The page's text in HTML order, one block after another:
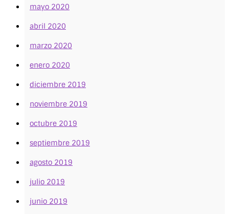
mayo 2020
abril 2020
marzo 2020
enero 2020
diciembre 2019
noviembre 2019
octubre 2019
septiembre 2019
agosto 2019
julio 2019
junio 2019